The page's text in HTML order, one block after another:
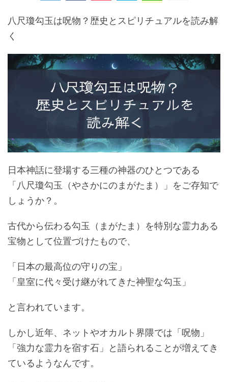
八尺瓊勾玉は呪物？歴史とスピリチュアルを読み解
く
日本神話に登場する三種の神器のひとつである
「八尺瓊勾玉（やさかにのまがたま）」をご存知で
しょうか？。
古代から伝わる勾玉（まがたま）を特別な霊力ある
宝物として位置づけたもので、
「日本の最高位の守りの宝」
「皇室に代々受け継がれてきた神聖な勾玉」
と言われています。
しかし近年、ネットやオカルト界隈では「呪物」
「強力な霊力を宿す石」と語られることが増えてき
ているようなんです。